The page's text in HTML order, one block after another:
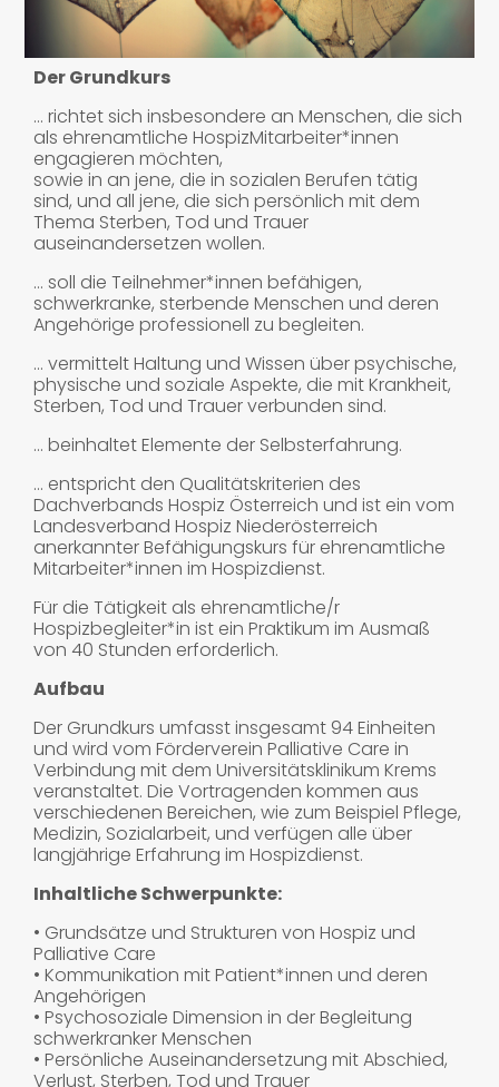
Der Grundkurs
… richtet sich insbesondere an Menschen, die sich
als ehrenamtliche HospizMitarbeiter*innen
engagieren möchten,
sowie in an jene, die in sozialen Berufen tätig
sind, und all jene, die sich persönlich mit dem
Thema Sterben, Tod und Trauer
auseinandersetzen wollen.
… soll die Teilnehmer*innen befähigen,
schwerkranke, sterbende Menschen und deren
Angehörige professionell zu begleiten.
… vermittelt Haltung und Wissen über psychische,
physische und soziale Aspekte, die mit Krankheit,
Sterben, Tod und Trauer verbunden sind.
… beinhaltet Elemente der Selbsterfahrung.
… entspricht den Qualitätskriterien des
Dachverbands Hospiz Österreich und ist ein vom
Landesverband Hospiz Niederösterreich
anerkannter Befähigungskurs für ehrenamtliche
Mitarbeiter*innen im Hospizdienst.
Für die Tätigkeit als ehrenamtliche/r
Hospizbegleiter*in ist ein Praktikum im Ausmaß
von 40 Stunden erforderlich.
Aufbau
Der Grundkurs umfasst insgesamt 94 Einheiten
und wird vom Förderverein Palliative Care in
Verbindung mit dem Universitätsklinikum Krems
veranstaltet. Die Vortragenden kommen aus
verschiedenen Bereichen, wie zum Beispiel Pflege,
Medizin, Sozialarbeit, und verfügen alle über
langjährige Erfahrung im Hospizdienst.
Inhaltliche Schwerpunkte:
• Grundsätze und Strukturen von Hospiz und
Palliative Care
• Kommunikation mit Patient*innen und deren
Angehörigen
• Psychosoziale Dimension in der Begleitung
schwerkranker Menschen
• Persönliche Auseinandersetzung mit Abschied,
Verlust, Sterben, Tod und Trauer
RÜCKBLICK
SPENDEN /
KONTAKT